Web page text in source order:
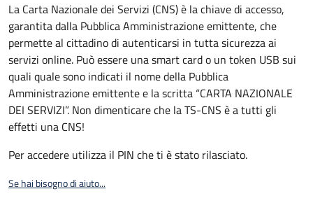
La Carta Nazionale dei Servizi (CNS) è la chiave di accesso,
garantita dalla Pubblica Amministrazione emittente, che
permette al cittadino di autenticarsi in tutta sicurezza ai
servizi online. Può essere una smart card o un token USB sui
quali quale sono indicati il nome della Pubblica
Amministrazione emittente e la scritta “CARTA NAZIONALE
DEI SERVIZI”. Non dimenticare che la TS-CNS è a tutti gli
effetti una CNS!
Per accedere utilizza il PIN che ti è stato rilasciato.
Se hai bisogno di aiuto...